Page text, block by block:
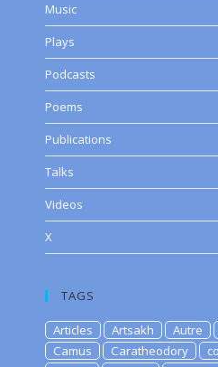
Music
Plays
Podcasts
Poems
Publications
Talks
Videos
X
TAGS
Articles Artsakh Autre
Camus
Caratheodory